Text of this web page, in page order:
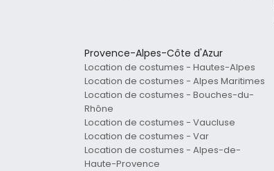
Provence-Alpes-Côte d'Azur
Location de costumes - Hautes-Alpes
Location de costumes - Alpes Maritimes
Location de costumes - Bouches-du-
Rhône
Location de costumes - Vaucluse
Location de costumes - Var
Location de costumes - Alpes-de-
Haute-Provence